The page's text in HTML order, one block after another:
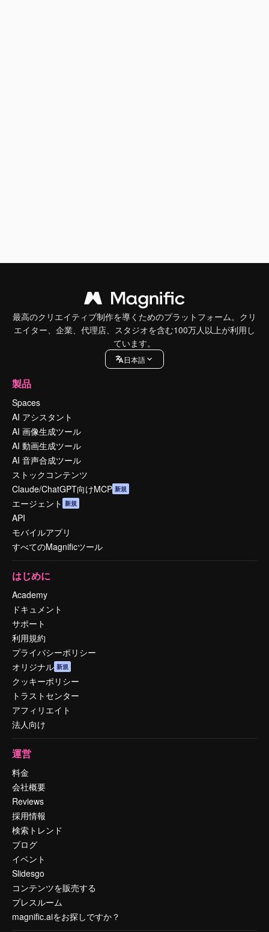
最高のクリエイティブ制作を導くためのプラットフォーム。クリ
エイター、企業、代理店、スタジオを含む100万人以上が利用し
ています。
日本語
製品
Spaces
AI アシスタント
AI 画像生成ツール
AI 動画生成ツール
AI 音声合成ツール
ストックコンテンツ
Claude/ChatGPT向けMCP 新規
エージェント 新規
API
モバイルアプリ
すべてのMagnificツール
はじめに
Academy
ドキュメント
サポート
利用規約
プライバシーポリシー
オリジナル 新規
クッキーポリシー
トラストセンター
アフィリエイト
法人向け
運営
料金
会社概要
Reviews
採用情報
検索トレンド
ブログ
イベント
Slidesgo
コンテンツを販売する
プレスルーム
magnific.aiをお探しですか？